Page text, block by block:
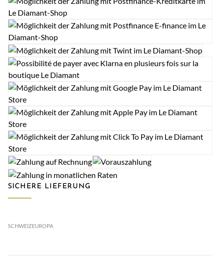
SICHERE LIEFERUNG
SCHWEIZEUROPA